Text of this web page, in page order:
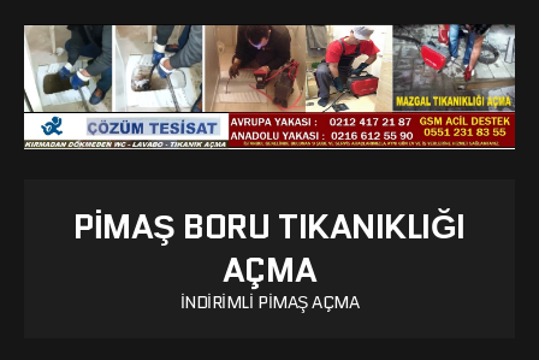
PIMAŞ BORU TIKANIKLIĞI
AÇMA
İNDIRIMLI PIMAŞ AÇMA